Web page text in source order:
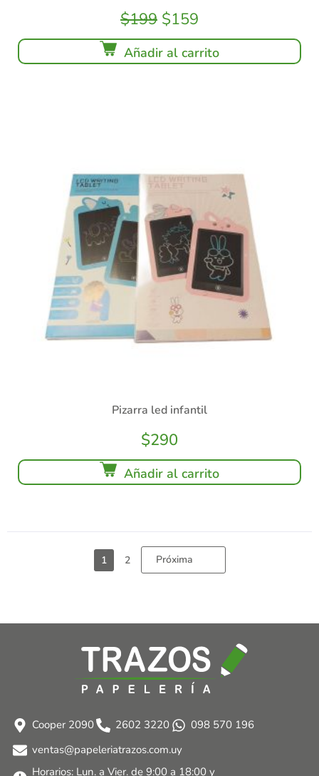
$199 $159
Añadir al carrito
Pizarra led infantil
$290
Añadir al carrito
1 2 Próxima
Cooper 2090 2602 3220
098 570 196
ventas@papeleriatrazos.com.uy
Horarios: Lun. a Vier. de 9:00 a 18:00 y